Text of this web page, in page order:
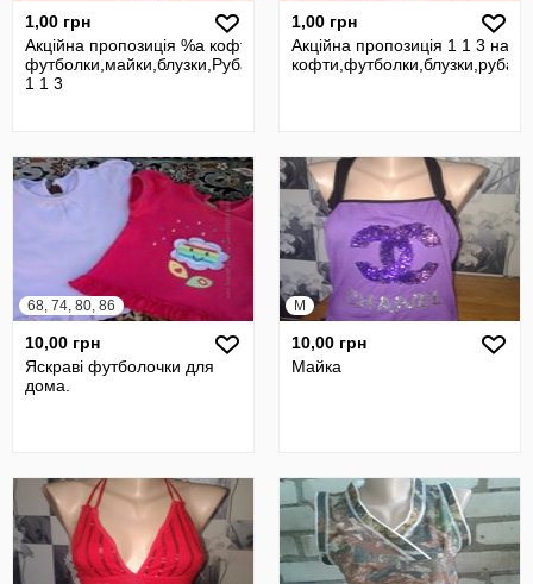
1,00 грн
Акційна пропозиція %а кофти,
футболки,майки,блузки,Рубашки
1 1 3
1,00 грн
Акційна пропозиція 1 1 3 на
68, 74, 80, 86
10,00 грн
Яскраві футболочки для
дома.
M
10,00 грн
Майка